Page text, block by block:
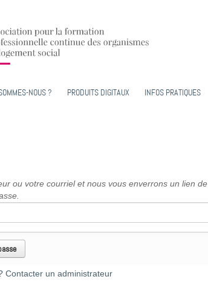
NOUS ? PRODUITS DIGITAUX INFOS PRATIQUES
ou votre courriel et nous vous enverrons un lien de
Contacter un administrateur